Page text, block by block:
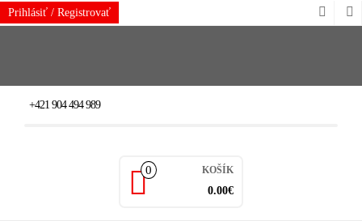
Skip
to
Prihlásiť / Registrovať
+421 904 494 989
0 KOŠÍK
0.00€